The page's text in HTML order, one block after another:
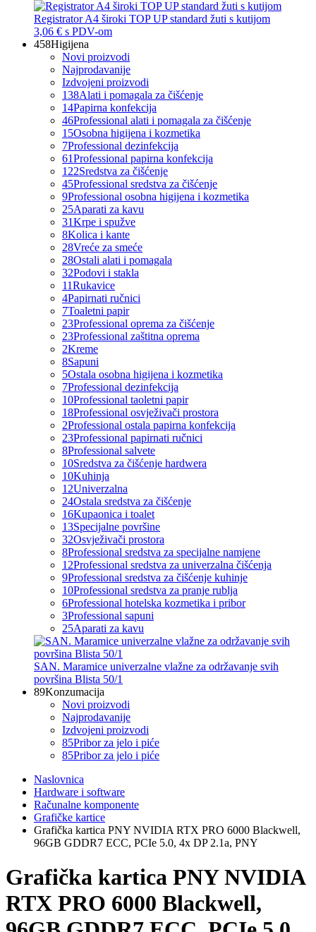
Registrator A4 široki TOP UP standard žuti s kutijom
3,06 € s PDV-om
458Higijena
Novi proizvodi
Najprodavanije
Izdvojeni proizvodi
138Alati i pomagala za čišćenje
14Papirna konfekcija
46Professional alati i pomagala za čišćenje
15Osobna higijena i kozmetika
7Professional dezinfekcija
61Professional papirna konfekcija
122Sredstva za čišćenje
45Professional sredstva za čišćenje
9Professional osobna higijena i kozmetika
25Aparati za kavu
31Krpe i spužve
8Kolica i kante
28Vreće za smeće
28Ostali alati i pomagala
32Podovi i stakla
11Rukavice
4Papirnati ručnici
7Toaletni papir
23Professional oprema za čišćenje
23Professional zaštitna oprema
2Kreme
8Sapuni
5Ostala osobna higijena i kozmetika
7Professional dezinfekcija
10Professional taoletni papir
18Professional osvježivači prostora
2Professional ostala papirna konfekcija
23Professional papirnati ručnici
8Professional salvete
10Sredstva za čišćenje hardwera
10Kuhinja
12Univerzalna
24Ostala sredstva za čišćenje
16Kupaonica i toalet
13Specijalne površine
32Osvježivači prostora
8Professional sredstva za specijalne namjene
12Professional sredstva za univerzalna čišćenja
9Professional sredstva za čišćenje kuhinje
10Professional sredstva za pranje rublja
6Professional hotelska kozmetika i pribor
3Professional sapuni
25Aparati za kavu
SAN. Maramice univerzalne vlažne za održavanje svih
površina Blista 50/1
89Konzumacija
Novi proizvodi
Najprodavanije
Izdvojeni proizvodi
85Pribor za jelo i piće
85Pribor za jelo i piće
Naslovnica
Hardware i software
Računalne komponente
Grafičke kartice
Grafička kartica PNY NVIDIA RTX PRO 6000 Blackwell,
96GB GDDR7 ECC, PCIe 5.0, 4x DP 2.1a, PNY
Grafička kartica PNY NVIDIA
RTX PRO 6000 Blackwell,